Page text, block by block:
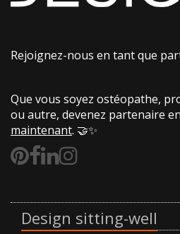
Rejoignez-nous en tant que
Que vous soyez ostéopathe,
ou autre, devenez partenaire
maintenant. 🤝✨
Design sitting-well